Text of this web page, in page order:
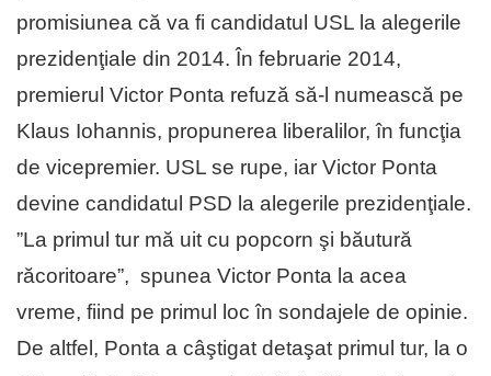
promisiunea că va fi candidatul USL la alegerile
prezidenţiale din 2014. În februarie 2014,
premierul Victor Ponta refuză să-l numească pe
Klaus Iohannis, propunerea liberalilor, în funcţia
de vicepremier. USL se rupe, iar Victor Ponta
devine candidatul PSD la alegerile prezidenţiale.
”La primul tur mă uit cu popcorn şi băutură
răcoritoare”, spunea Victor Ponta la acea
vreme, fiind pe primul loc în sondajele de opinie.
De altfel, Ponta a câştigat detaşat primul tur, la o